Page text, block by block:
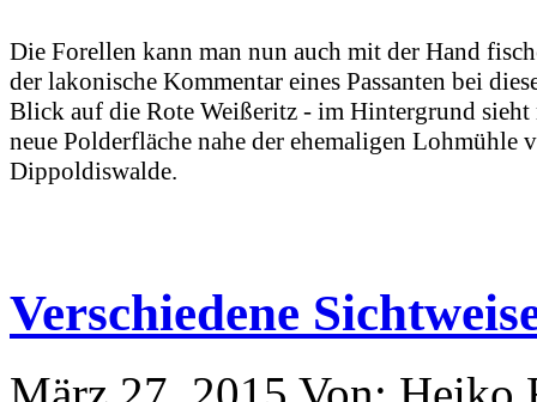
Die Forellen kann man nun auch mit der Hand
der lakonische Kommentar eines Passanten bei
Blick auf die Rote Weißeritz - im Hintergrund sieht
neue Polderfläche nahe der ehemaligen Lohmühle
Dippoldiswalde.
Verschiedene